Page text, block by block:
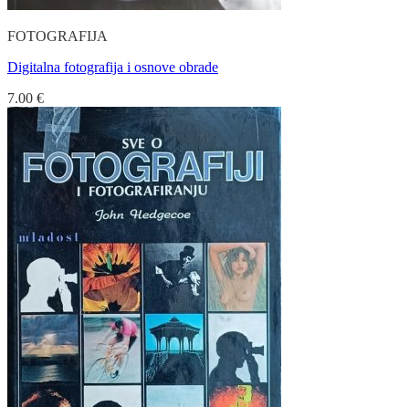
FOTOGRAFIJA
Digitalna fotografija i osnove obrade
7.00 €